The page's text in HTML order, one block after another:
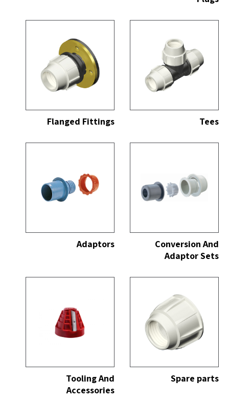
Tees
Flanged Fittings
Conversion And
Adaptor Sets
Adaptors
Spare parts
Tooling And
Accessories